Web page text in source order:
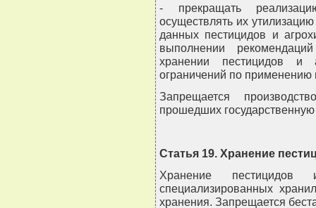
- прекращать
осуществлять их
данных пестицидов и
выполнении
хранении пестицидов и
ограничений по применению
Запрещается
прошедших
Статья 19. Хранение
Хранение пестицидов
специализированных
хранения. Запрещается